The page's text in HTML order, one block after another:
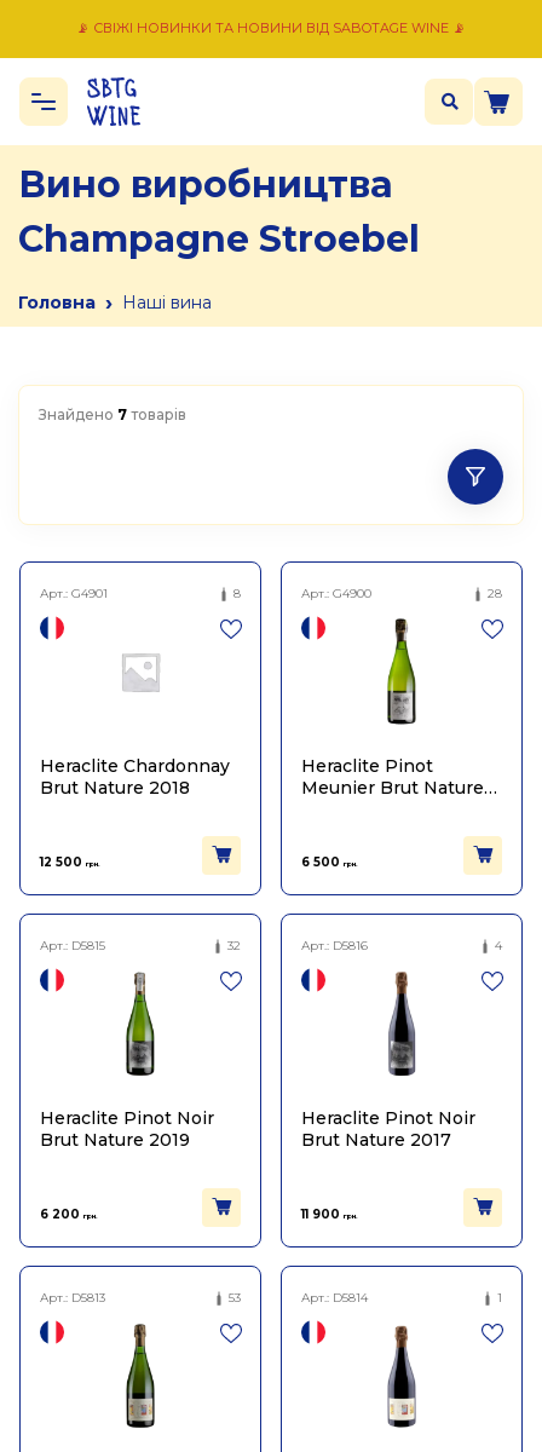
📡 СВІЖІ НОВИНКИ ТА НОВИНИ ВІД SABOTAGE WINE 📡
Вино виробництва
Champagne Stroebel
Головна › Наші вина
Знайдено 7 товарів
Арт.: G4901 8
Heraclite Chardonnay
Brut Nature 2018
12 500 грн.
Арт.: G4900 28
Heraclite Pinot
Meunier Brut Nature
6 500 грн.
Арт.: D5815 32
Heraclite Pinot Noir
Brut Nature 2019
6 200 грн.
Арт.: D5816 4
Heraclite Pinot Noir
Brut Nature 2017
11 900 грн.
Арт.: D5813 53 Арт.: D5814 1